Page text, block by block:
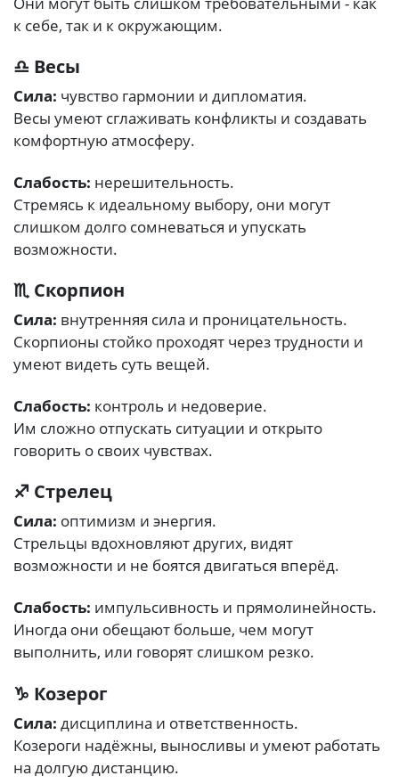
к себе, так и к окружающим.
♎ Весы
Сила: чувство гармонии и дипломатия.
Весы умеют сглаживать конфликты и создавать
комфортную атмосферу.
Слабость: нерешительность.
Стремясь к идеальному выбору, они могут
слишком долго сомневаться и упускать
возможности.
♏ Скорпион
Сила: внутренняя сила и проницательность.
Скорпионы стойко проходят через трудности и
умеют видеть суть вещей.
Слабость: контроль и недоверие.
Им сложно отпускать ситуации и открыто
говорить о своих чувствах.
♐ Стрелец
Сила: оптимизм и энергия.
Стрельцы вдохновляют других, видят
возможности и не боятся двигаться вперёд.
Слабость: импульсивность и прямолинейность.
Иногда они обещают больше, чем могут
выполнить, или говорят слишком резко.
♑ Козерог
Сила: дисциплина и ответственность.
Козероги надёжны, выносливы и умеют работать
на долгую дистанцию.